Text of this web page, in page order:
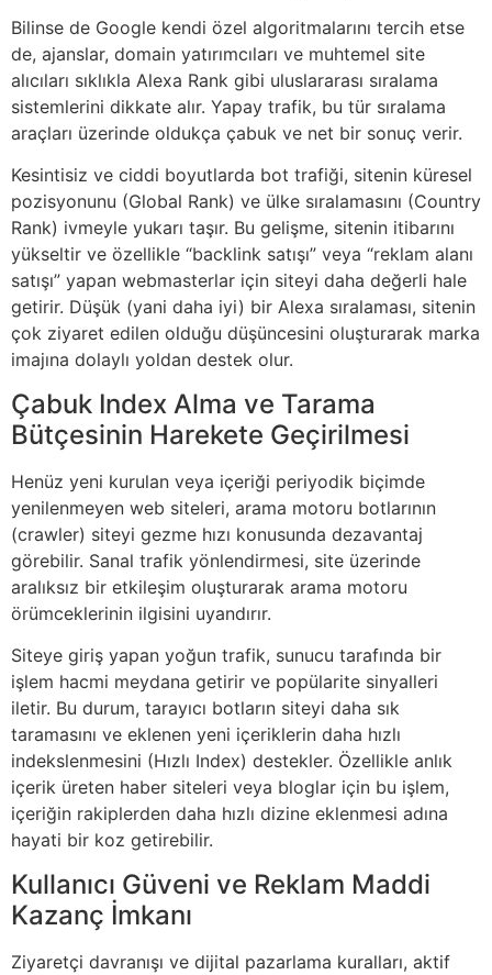
Bilinse de Google kendi özel algoritmalarını tercih etse
de, ajanslar, domain yatırımcıları ve muhtemel site
alıcıları sıklıkla Alexa Rank gibi uluslararası sıralama
sistemlerini dikkate alır. Yapay trafik, bu tür sıralama
araçları üzerinde oldukça çabuk ve net bir sonuç verir.
Kesintisiz ve ciddi boyutlarda bot trafiği, sitenin küresel
pozisyonunu (Global Rank) ve ülke sıralamasını (Country
Rank) ivmeyle yukarı taşır. Bu gelişme, sitenin itibarını
yükseltir ve özellikle “backlink satışı” veya “reklam alanı
satışı” yapan webmasterlar için siteyi daha değerli hale
getirir. Düşük (yani daha iyi) bir Alexa sıralaması, sitenin
çok ziyaret edilen olduğu düşüncesini oluşturarak marka
imajına dolaylı yoldan destek olur.
Çabuk Index Alma ve Tarama
Bütçesinin Harekete Geçirilmesi
Henüz yeni kurulan veya içeriği periyodik biçimde
yenilenmeyen web siteleri, arama motoru botlarının
(crawler) siteyi gezme hızı konusunda dezavantaj
görebilir. Sanal trafik yönlendirmesi, site üzerinde
aralıksız bir etkileşim oluşturarak arama motoru
örümceklerinin ilgisini uyandırır.
Siteye giriş yapan yoğun trafik, sunucu tarafında bir
işlem hacmi meydana getirir ve popülarite sinyalleri
iletir. Bu durum, tarayıcı botların siteyi daha sık
taramasını ve eklenen yeni içeriklerin daha hızlı
indekslenmesini (Hızlı Index) destekler. Özellikle anlık
içerik üreten haber siteleri veya bloglar için bu işlem,
içeriğin rakiplerden daha hızlı dizine eklenmesi adına
hayati bir koz getirebilir.
Kullanıcı Güveni ve Reklam Maddi
Kazanç İmkanı
Ziyaretçi davranışı ve dijital pazarlama kuralları, aktif